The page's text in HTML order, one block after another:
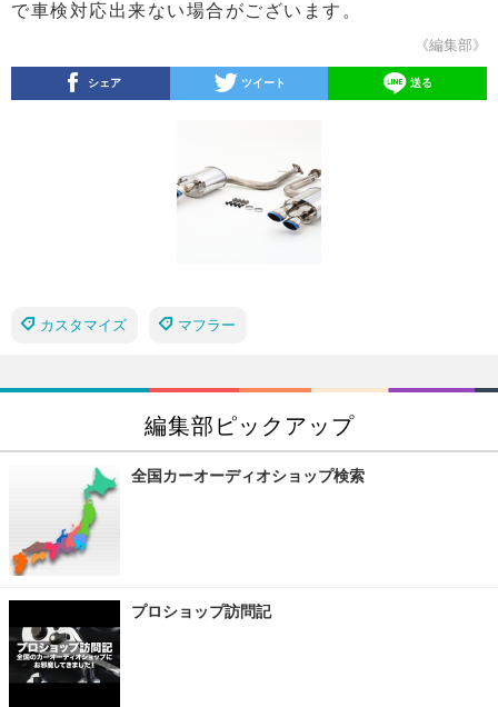
で車検対応出来ない場合がございます。
《編集部》
シェア ツイート 送る
カスタマイズ マフラー
編集部ピックアップ
全国カーオーディオショップ検索
プロショップ訪問記